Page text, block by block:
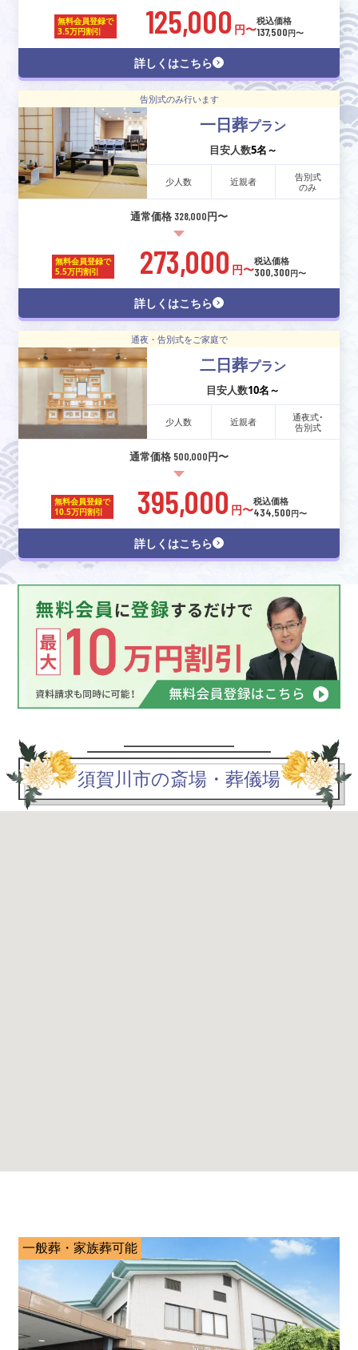
無料会員登録で
3.5万円割引
125,000 円〜
税込価格
137,500円〜
詳しくはこちら
告別式のみ行います
一日葬プラン
目安人数5名～
少人数 近親者
告別式
のみ
通常価格 328,000円〜
無料会員登録で
5.5万円割引
273,000 円〜
税込価格
300,300円〜
詳しくはこちら
通夜・告別式をご家庭で
二日葬プラン
目安人数10名～
少人数 近親者
通夜式･
告別式
通常価格 500,000円〜
無料会員登録で
10.5万円割引
395,000 円〜
税込価格
434,500円〜
詳しくはこちら
須賀川市の斎場・葬儀場
一般葬・家族葬可能